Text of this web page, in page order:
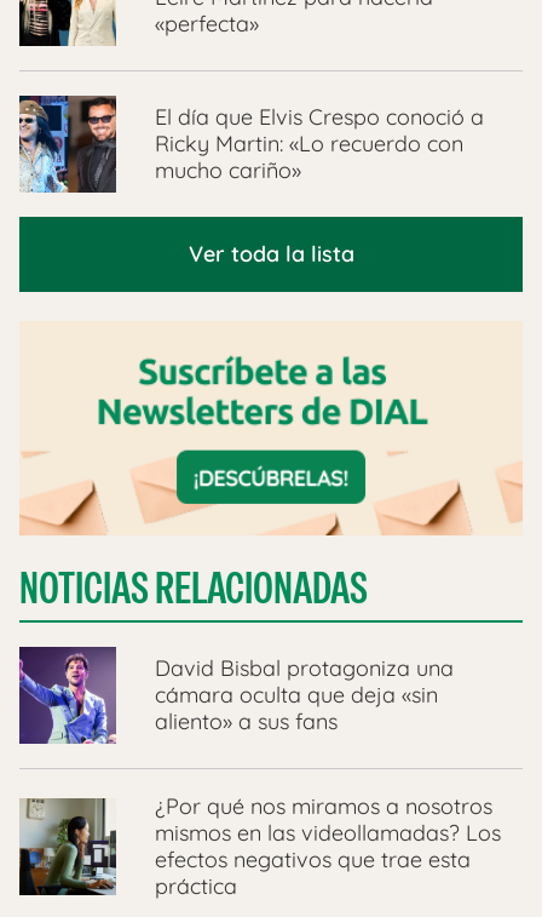
«perfecta»
El día que Elvis Crespo conoció a
Ricky Martin: «Lo recuerdo con
mucho cariño»
Ver toda la lista
NOTICIAS RELACIONADAS
David Bisbal protagoniza una
cámara oculta que deja «sin
aliento» a sus fans
¿Por qué nos miramos a nosotros
mismos en las videollamadas? Los
efectos negativos que trae esta
práctica